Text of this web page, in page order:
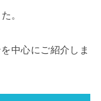
。
中心にご紹介しま